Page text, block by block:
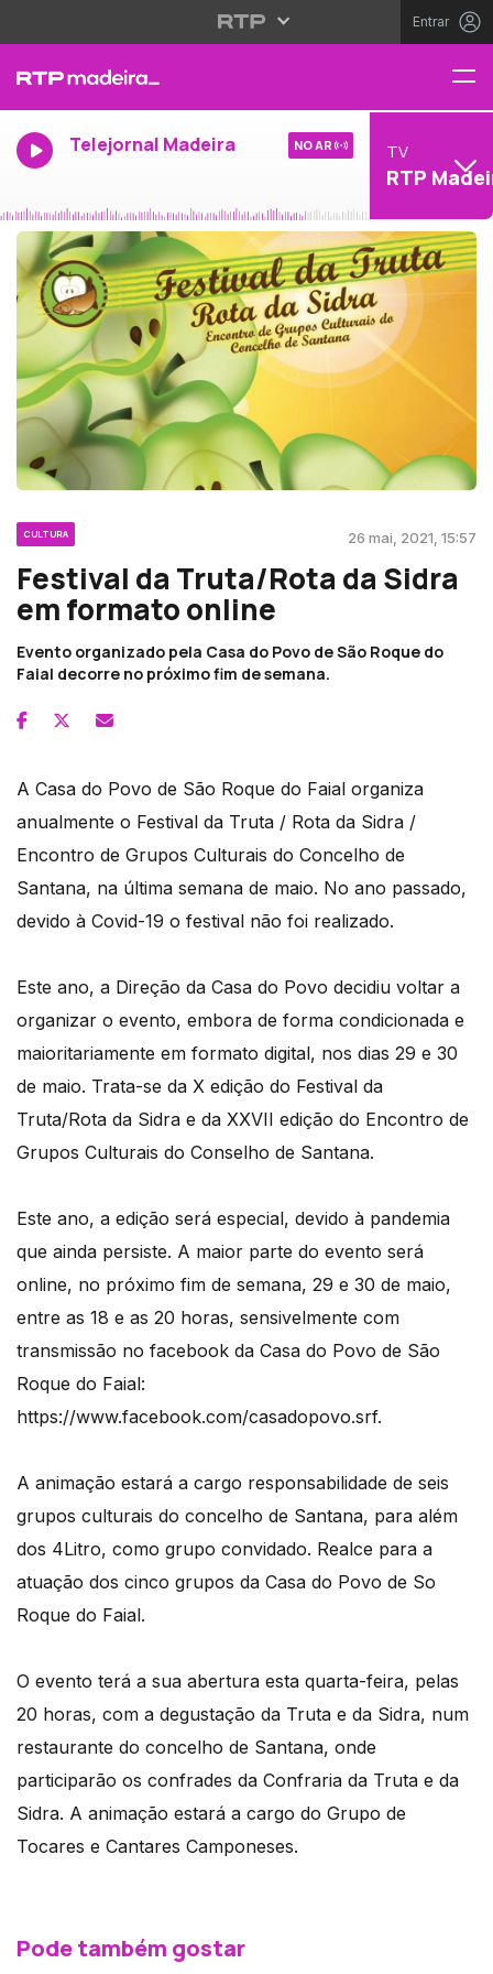
Entrar
Telejornal Madeira NO AR TV
RTP
CULTURA 26 mai, 2021, 15:57
Festival da Truta/Rota da Sidra
em formato online
Evento organizado pela Casa do Povo de São Roque do
Faial decorre no próximo fim de semana.
A Casa do Povo de São Roque do Faial organiza
anualmente o Festival da Truta / Rota da Sidra /
Encontro de Grupos Culturais do Concelho de
Santana, na última semana de maio. No ano passado,
devido à Covid-19 o festival não foi realizado.
Este ano, a Direção da Casa do Povo decidiu voltar a
organizar o evento, embora de forma condicionada e
maioritariamente em formato digital, nos dias 29 e 30
de maio. Trata-se da X edição do Festival da
Truta/Rota da Sidra e da XXVII edição do Encontro de
Grupos Culturais do Conselho de Santana.
Este ano, a edição será especial, devido à pandemia
que ainda persiste. A maior parte do evento será
online, no próximo fim de semana, 29 e 30 de maio,
entre as 18 e as 20 horas, sensivelmente com
transmissão no facebook da Casa do Povo de São
Roque do Faial:
https://www.facebook.com/casadopovo.srf.
A animação estará a cargo responsabilidade de seis
grupos culturais do concelho de Santana, para além
dos 4Litro, como grupo convidado. Realce para a
atuação dos cinco grupos da Casa do Povo de So
Roque do Faial.
O evento terá a sua abertura esta quarta-feira, pelas
20 horas, com a degustação da Truta e da Sidra, num
restaurante do concelho de Santana, onde
participarão os confrades da Confraria da Truta e da
Sidra. A animação estará a cargo do Grupo de
Tocares e Cantares Camponeses.
Pode também gostar